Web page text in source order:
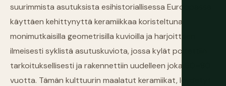
suurimmista asutuksista esihistoriallisessa Euroopassa
käyttäen kehittynyttä keramiikkaa koristeltuna
monimutkaisilla geometrisilla kuvioilla ja harjoittaen
ilmeisesti syklistä asutuskuviota, jossa kylät poltettiin
tarkoituksellisesti ja rakennettiin uudelleen joka 60–80
vuotta. Tämän kulttuurin maalatut keramiikat, löydetyt